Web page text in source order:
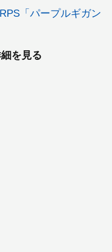
「パープルギガン
を見る